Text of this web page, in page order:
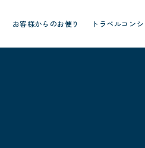
お客様からのお便り トラベルコン